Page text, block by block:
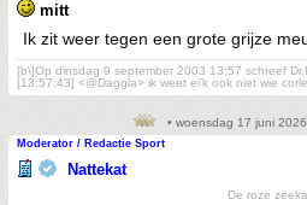
mitt
Ik zit weer tegen een grote grijze
[b\]Op dinsdag 9 september 2003 13:57 schreef
[13:57:43] <@Daggla> ik weet ei'k ook niet wie
• woensdag 17 juni
Moderator / Redactie Sport
Nattekat
De roze